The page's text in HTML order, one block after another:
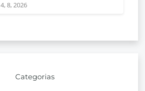
4, 8, 2026
Categorias